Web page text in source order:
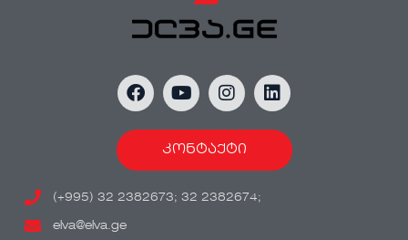
კონტაქტი
(+995) 32 2382673; 32 2382674;
elva@elva.ge